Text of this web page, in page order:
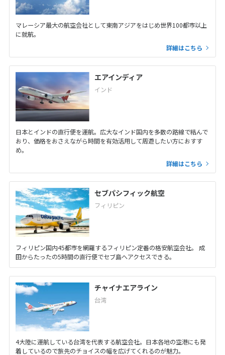
マレーシア最大の航空会社として東南アジアをはじめ世界100都市以上
に就航。
詳細はこちら
エアインディア
インド
日本とインドの直行便を運航。広大なインド国内を多数の路線で結んで
おり、価格をおさえながら時間を有効活用して周遊したい方におすす
め。
詳細はこちら
セブパシフィック航空
フィリピン
フィリピン国内45都市を網羅するフィリピン定番の格安航空会社。 成
田からたったの5時間の直行便でセブ島へアクセスできる。
チャイナエアライン
台湾
4大陸に運航している台湾を代表する航空会社。日本各地の空港にも発
着しているので旅先のチョイスの幅を広げてくれるのが魅力。